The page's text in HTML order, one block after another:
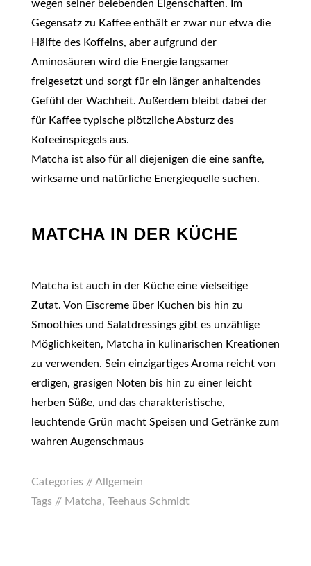
wegen seiner belebenden Eigenschaften. Im
Gegensatz zu Kaffee enthält er zwar nur etwa die
Hälfte des Koffeins, aber aufgrund der
Aminosäuren wird die Energie langsamer
freigesetzt und sorgt für ein länger anhaltendes
Gefühl der Wachheit. Außerdem bleibt dabei der
für Kaffee typische plötzliche Absturz des
Kofeeinspiegels aus.
Matcha ist also für all diejenigen die eine sanfte,
wirksame und natürliche Energiequelle suchen.
MATCHA IN DER KÜCHE
Matcha ist auch in der Küche eine vielseitige
Zutat. Von Eiscreme über Kuchen bis hin zu
Smoothies und Salatdressings gibt es unzählige
Möglichkeiten, Matcha in kulinarischen Kreationen
zu verwenden. Sein einzigartiges Aroma reicht von
erdigen, grasigen Noten bis hin zu einer leicht
herben Süße, und das charakteristische,
leuchtende Grün macht Speisen und Getränke zum
wahren Augenschmaus
Categories //Allgemein
Tags // Matcha, Teehaus Schmidt